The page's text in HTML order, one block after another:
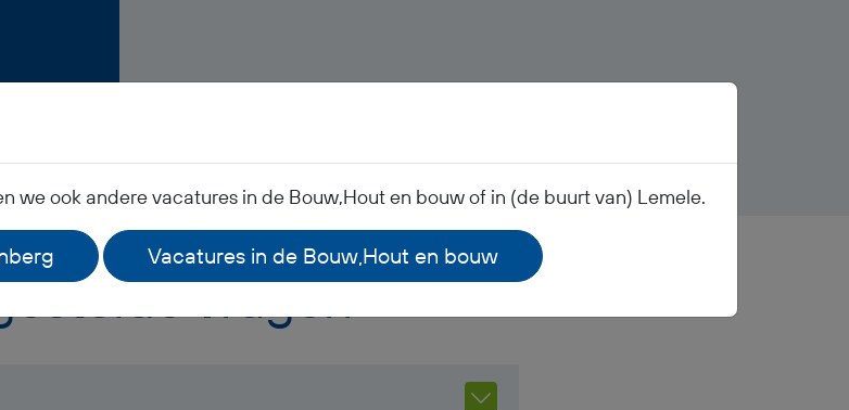
vragen
we ook andere vacatures in de Bouw,Hout en bouw of in (de buurt van) Lemele.
Vacatures in de Bouw,Hout en bouw